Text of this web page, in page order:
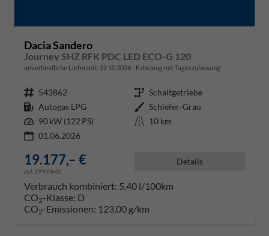
Dacia Sandero
Journey SHZ RFK PDC LED ECO-G 120
unverbindliche Lieferzeit: 22.10.2026 Fahrzeug mit Tageszulassung
Fahrzeugnr. 543862 Getriebe Schaltgetriebe
Kraftstoff Autogas LPG Außenfarbe Schiefer-Grau
Leistung 90 kW (122 PS) Kilometerstand 10 km
01.06.2026
19.177,– €
incl. 19% MwSt.
Details
Verbrauch kombiniert: 5,40 l/100km
CO2-Klasse: D
CO2-Emissionen: 123,00 g/km